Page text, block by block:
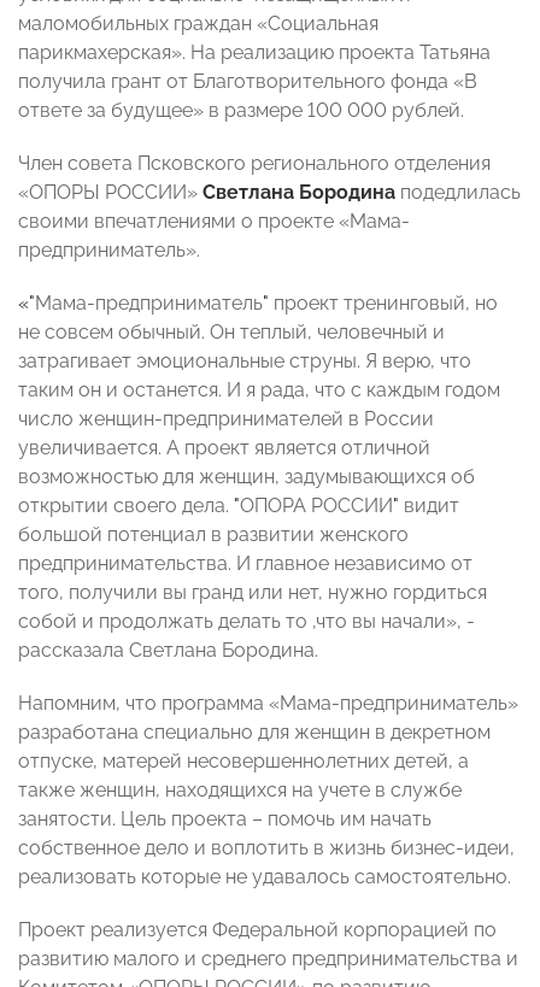
маломобильных граждан «Социальная
парикмахерская». На реализацию проекта Татьяна
получила грант от Благотворительного фонда «В
ответе за будущее» в размере 100 000 рублей.
Член совета Псковского регионального отделения
«ОПОРЫ РОССИИ» Светлана Бородина подедлилась
своими впечатлениями о проекте «Мама-
предприниматель».
«"Мама-предприниматель" проект тренинговый, но
не совсем обычный. Он теплый, человечный и
затрагивает эмоциональные струны. Я верю, что
таким он и останется. И я рада, что с каждым годом
число женщин-предпринимателей в России
увеличивается. А проект является отличной
возможностью для женщин, задумывающихся об
открытии своего дела. "ОПОРА РОССИИ" видит
большой потенциал в развитии женского
предпринимательства. И главное независимо от
того, получили вы гранд или нет, нужно гордиться
собой и продолжать делать то ,что вы начали», -
рассказала Светлана Бородина.
Напомним, что программа «Мама-предприниматель»
разработана специально для женщин в декретном
отпуске, матерей несовершеннолетних детей, а
также женщин, находящихся на учете в службе
занятости. Цель проекта – помочь им начать
собственное дело и воплотить в жизнь бизнес-идеи,
реализовать которые не удавалось самостоятельно.
Проект реализуется Федеральной корпорацией по
развитию малого и среднего предпринимательства и